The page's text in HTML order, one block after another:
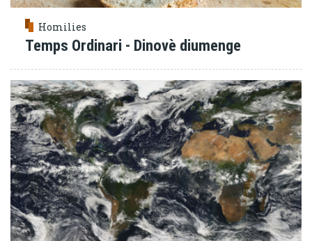
Homilies
Temps Ordinari - Dinovè diumenge